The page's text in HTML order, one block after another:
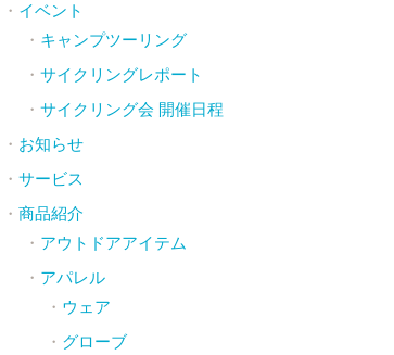
イベント
キャンプツーリング
サイクリングレポート
サイクリング会 開催日程
お知らせ
サービス
商品紹介
アウトドアアイテム
アパレル
ウェア
グローブ